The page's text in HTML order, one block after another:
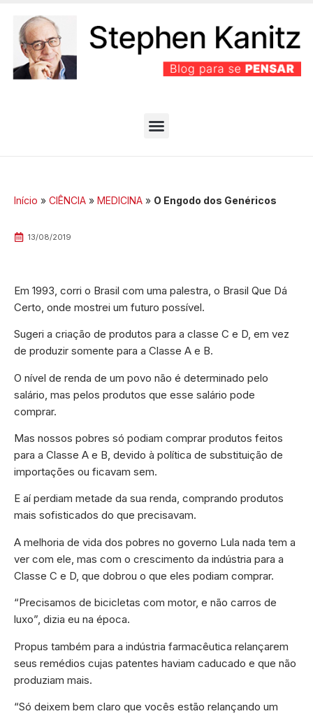
Início » CIÊNCIA » MEDICINA » O Engodo dos Genéricos
13/08/2019
Em 1993, corri o Brasil com uma palestra, o Brasil Que Dá
Certo, onde mostrei um futuro possível.
Sugeri a criação de produtos para a classe C e D, em vez
de produzir somente para a Classe A e B.
O nível de renda de um povo não é determinado pelo
salário, mas pelos produtos que esse salário pode
comprar.
Mas nossos pobres só podiam comprar produtos feitos
para a Classe A e B, devido à política de substituição de
importações ou ficavam sem.
E aí perdiam metade da sua renda, comprando produtos
mais sofisticados do que precisavam.
A melhoria de vida dos pobres no governo Lula nada tem a
ver com ele, mas com o crescimento da indústria para a
Classe C e D, que dobrou o que eles podiam comprar.
“Precisamos de bicicletas com motor, e não carros de
luxo”, dizia eu na época.
Propus também para a indústria farmacêutica relançarem
seus remédios cujas patentes haviam caducado e que não
produziam mais.
“Só deixem bem claro que vocês estão relançando um